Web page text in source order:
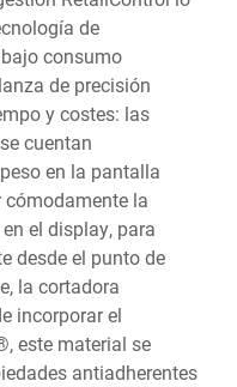
de
consumo
de precisión
y costes: las
cuentan
en la pantalla
la
el display, para
desde el punto de
la cortadora
incorporar el
este material se
antiadherentes